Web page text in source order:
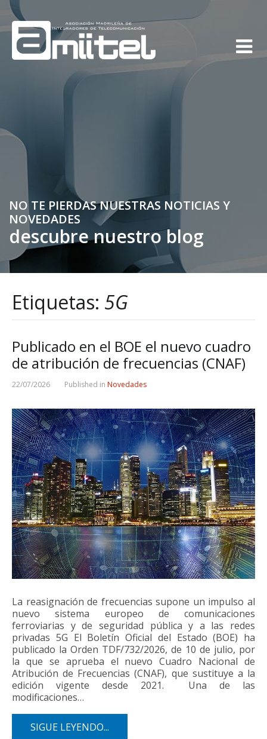
NO TE PIERDAS NUESTRAS NOTICIAS Y
NOVEDADES
descubre nuestro blog
Etiquetas: 5G
Publicado en el BOE el nuevo cuadro
de atribución de frecuencias (CNAF)
22/07/2026 Published in Novedades
La reasignación de frecuencias supone un impulso al
nuevo sistema europeo de comunicaciones
ferroviarias y de seguridad pública y a las redes
privadas 5G El Boletín Oficial del Estado (BOE) ha
publicado la Orden TDF/732/2026, de 10 de julio, por
la que se aprueba el nuevo Cuadro Nacional de
Atribución de Frecuencias (CNAF), que sustituye a la
edición vigente desde 2021. Una de las
modificaciones…
SIGUE LEYENDO...